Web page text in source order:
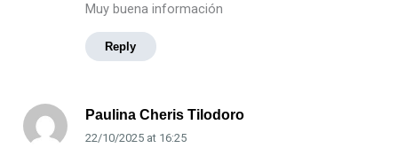
Muy buena información
Reply
Paulina Cheris Tilodoro
22/10/2025at 16:25